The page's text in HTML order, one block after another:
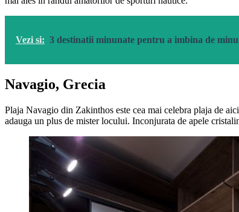
Vezi si: 3 destinatii minunate pentru a imbina de
Navagio, Grecia
Plaja Navagio din Zakinthos este cea mai celebra plaja de
adauga un plus de mister locului. Inconjurata de apele